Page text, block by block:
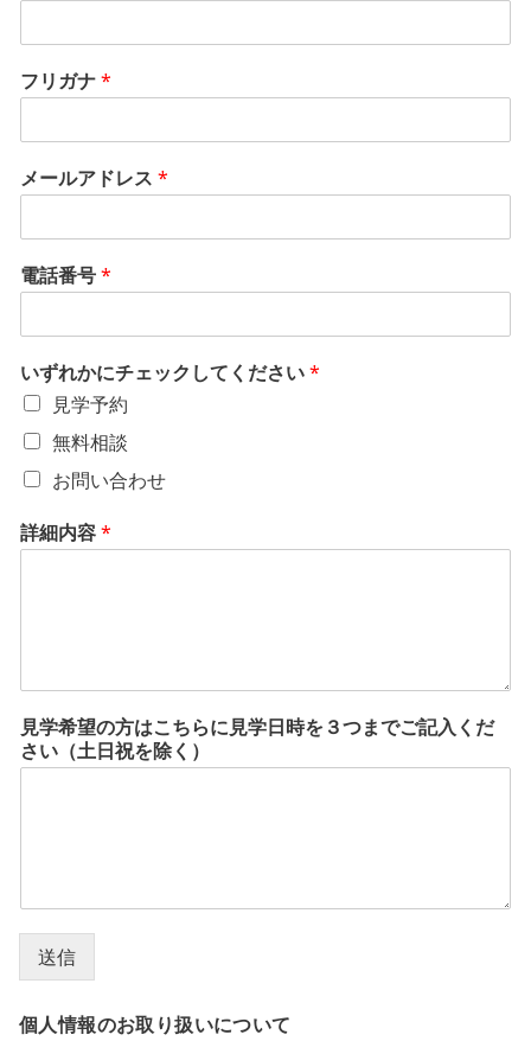
フリガナ*
メールアドレス *
電話番号*
いずれかにチェックしてください*
見学予約
無料相談
お問い合わせ
詳細内容*
見学希望の方はこちらに見学日時を３つまでご記入くだ
さい（土日祝を除く）
送信
個人情報のお取り扱いについて